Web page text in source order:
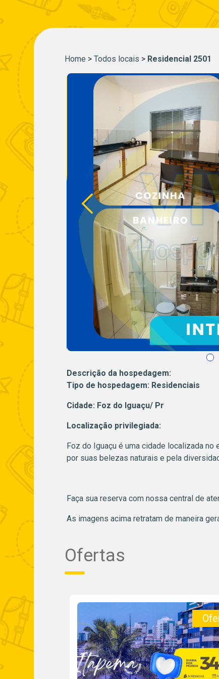
Home > Todos locais > Residencial 2501
Descrição da hospedagem:
Tipo de hospedagem: Residenciais
Cidade: Foz do Iguaçu/ Pr
Localização privilegiada:
Foz do Iguaçu é uma cidade localizada no
por suas belezas naturais e pela
Faça sua reserva com nossa central de
As imagens acima retratam de maneira
Ofertas
Oferta!